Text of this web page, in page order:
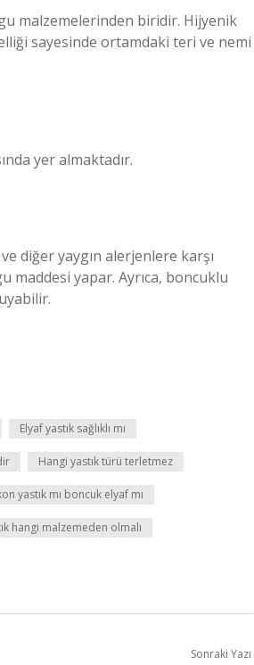
malzemelerinden biridir. Hijyenik
sayesinde ortamdaki teri ve nemi
yer almaktadır.
diğer yaygın alerjenlere karşı
maddesi yapar. Ayrıca, boncuklu
Elyaf yastık sağlıklı mı
Hangi yastık türü terletmez
yastık mı boncuk elyaf mı
hangi malzemeden olmalı
Sonraki Yazı